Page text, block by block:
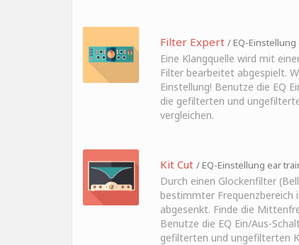
Filter Expert / EQ-
Eine Klangquelle wird mit
Filter bearbeitet abgespielt.
Einstellung! Benutze die EQ
die gefilterten und
vergleichen.
Kit Cut / EQ-Einstellung ear
Durch einen Glockenfilter
bestimmter Frequenzbereich
abgesenkt. Finde die
Benutze die EQ Ein/Aus-
gefilterten und ungefilterten